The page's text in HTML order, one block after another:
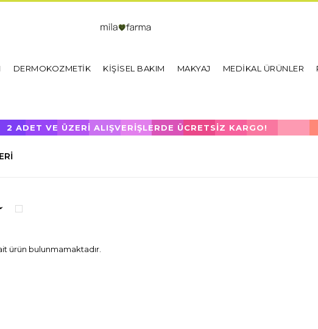
DERMOKOZMETİK KİŞİSEL BAKIM MAKYAJ MEDİKAL ÜRÜNLER
2 ADET VE ÜZERİ ALIŞVERİŞLERDE ÜCRETSİZ KARGO!
ürün bulunmamaktadır.